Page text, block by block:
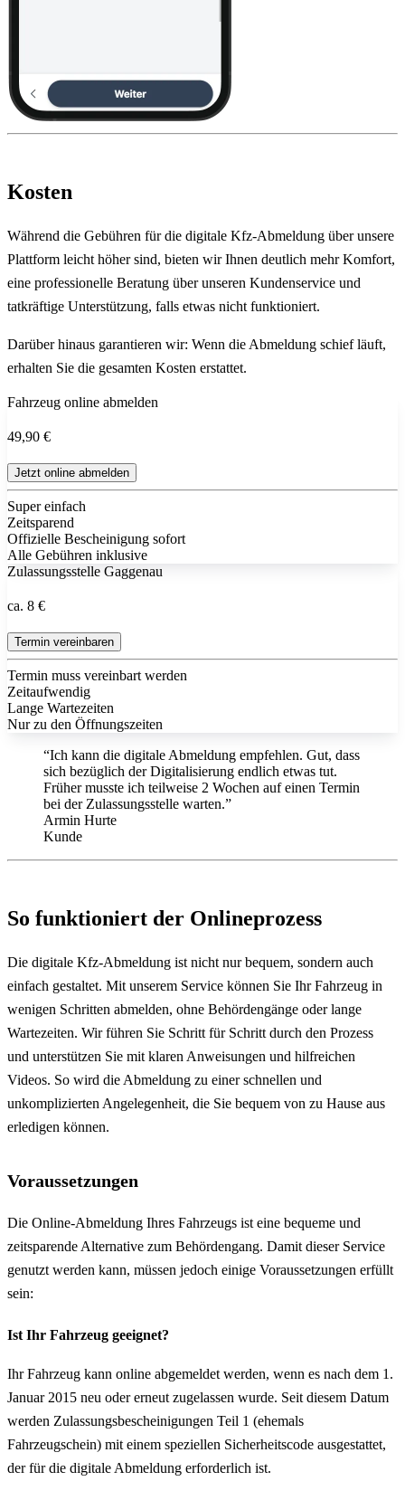
Kosten
Während die Gebühren für die digitale Kfz-Abmeldung über unsere
Plattform leicht höher sind, bieten wir Ihnen deutlich mehr Komfort,
eine professionelle Beratung über unseren Kundenservice und
tatkräftige Unterstützung, falls etwas nicht funktioniert.
Darüber hinaus garantieren wir: Wenn die Abmeldung schief läuft,
erhalten Sie die gesamten Kosten erstattet.
Fahrzeug online abmelden
49,90 €
Jetzt online abmelden
Super einfach
Zeitsparend
Offizielle Bescheinigung sofort
Alle Gebühren inklusive
Zulassungsstelle Gaggenau
ca. 8 €
Termin vereinbaren
Termin muss vereinbart werden
Zeitaufwendig
Lange Wartezeiten
Nur zu den Öffnungszeiten
“Ich kann die digitale Abmeldung empfehlen. Gut, dass
sich bezüglich der Digitalisierung endlich etwas tut.
Früher musste ich teilweise 2 Wochen auf einen Termin
bei der Zulassungsstelle warten.”
Armin Hurte
Kunde
So funktioniert der Onlineprozess
Die digitale Kfz-Abmeldung ist nicht nur bequem, sondern auch
einfach gestaltet. Mit unserem Service können Sie Ihr Fahrzeug in
wenigen Schritten abmelden, ohne Behördengänge oder lange
Wartezeiten. Wir führen Sie Schritt für Schritt durch den Prozess
und unterstützen Sie mit klaren Anweisungen und hilfreichen
Videos. So wird die Abmeldung zu einer schnellen und
unkomplizierten Angelegenheit, die Sie bequem von zu Hause aus
erledigen können.
Voraussetzungen
Die Online-Abmeldung Ihres Fahrzeugs ist eine bequeme und
zeitsparende Alternative zum Behördengang. Damit dieser Service
genutzt werden kann, müssen jedoch einige Voraussetzungen erfüllt
sein:
Ist Ihr Fahrzeug geeignet?
Ihr Fahrzeug kann online abgemeldet werden, wenn es nach dem 1.
Januar 2015 neu oder erneut zugelassen wurde. Seit diesem Datum
werden Zulassungsbescheinigungen Teil 1 (ehemals
Fahrzeugschein) mit einem speziellen Sicherheitscode ausgestattet,
der für die digitale Abmeldung erforderlich ist.